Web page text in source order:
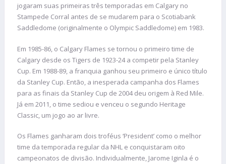
jogaram suas primeiras três temporadas em Calgary no
Stampede Corral antes de se mudarem para o Scotiabank
Saddledome (originalmente o Olympic Saddledome) em 1983.
Em 1985-86, o Calgary Flames se tornou o primeiro time de
Calgary desde os Tigers de 1923-24 a competir pela Stanley
Cup. Em 1988-89, a franquia ganhou seu primeiro e único título
da Stanley Cup. Então, a inesperada campanha dos Flames
para as finais da Stanley Cup de 2004 deu origem à Red Mile.
Já em 2011, o time sediou e venceu o segundo Heritage
Classic, um jogo ao ar livre.
Os Flames ganharam dois troféus ‘President’ como o melhor
time da temporada regular da NHL e conquistaram oito
campeonatos de divisão. Individualmente, Jarome Iginla é o